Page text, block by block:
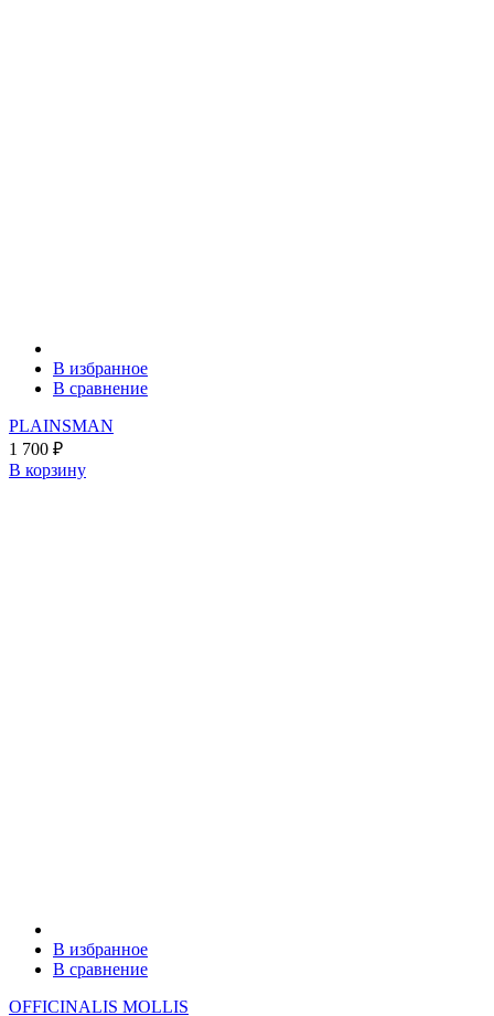
В избранное
В сравнение
PLAINSMAN
1 700 ₽
В корзину
В избранное
В сравнение
OFFICINALIS MOLLIS